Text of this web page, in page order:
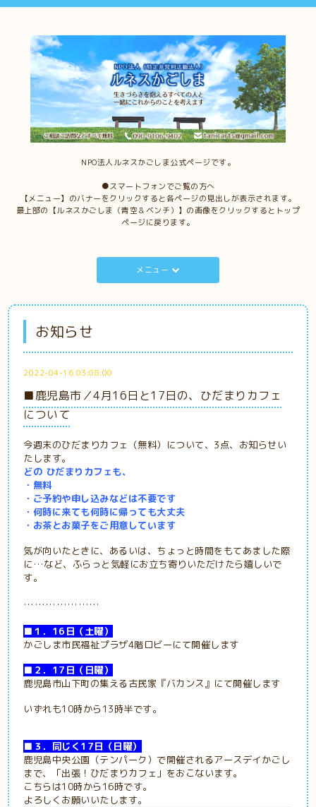
NPO法人ルネスかごしま公式ページです。
●スマートフォンでご覧の方へ
【メニュー】のバナーをクリックすると各ページの見出しが表示されます。
最上部の【ルネスかごしま（青空＆ベンチ）】の画像をクリックするとトップ
ページに戻ります。
メニュー
お知らせ
2022-04-16 03:08:00
■鹿児島市／4月16日と17日の、ひだまりカフェ
について
今週末のひだまりカフェ（無料）について、3点、お知らせい
たします。
どの ひだまりカフェも、
・無料
・ご予約や申し込みなどは不要です
・何時に来ても何時に帰っても大丈夫
・お茶とお菓子をご用意しています
気が向いたときに、あるいは、ちょっと時間をもてあました際
に…など、ふらっと気軽にお立ち寄りいただけたら嬉しいで
す。
…………………
■１．16日（土曜）
かごしま市民福祉プラザ4階ロビーにて開催します
■２．17日（日曜）
鹿児島市山下町の集える古民家『バカンス』にて開催します
いずれも10時から13時半です。
■３．同じく17日（日曜）
鹿児島中央公園（テンパーク）で開催されるアースデイかごし
まで、「出張！ひだまりカフェ」をおこないます。
こちらは10時から16時です。
よろしくお願いいたします。